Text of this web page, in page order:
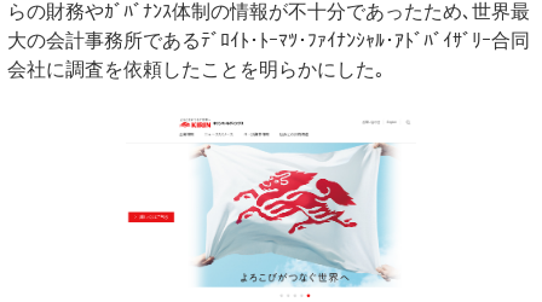
らの財務やｶﾞﾊﾞﾅﾝｽ体制の情報が不十分であったため､世界最
大の会計事務所であるﾃﾞﾛｲﾄ･ﾄｰﾏﾂ･ﾌｧｲﾅﾝｼｬﾙ･ｱﾄﾞﾊﾞｲｻﾞﾘｰ合同
会社に調査を依頼したことを明らかにした｡